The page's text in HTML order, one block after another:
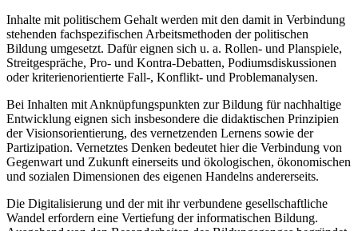
Inhalte mit politischem Gehalt werden mit den damit in Verbindung
stehenden fachspezifischen Arbeitsmethoden der politischen
Bildung umgesetzt. Dafür eignen sich u. a. Rollen- und Planspiele,
Streitgespräche, Pro- und Kontra-Debatten, Podiumsdiskussionen
oder kriterienorientierte Fall-, Konflikt- und Problemanalysen.
Bei Inhalten mit Anknüpfungspunkten zur Bildung für nachhaltige
Entwicklung eignen sich insbesondere die didaktischen Prinzipien
der Visionsorientierung, des vernetzenden Lernens sowie der
Partizipation. Vernetztes Denken bedeutet hier die Verbindung von
Gegenwart und Zukunft einerseits und ökologischen, ökonomischen
und sozialen Dimensionen des eigenen Handelns andererseits.
Die Digitalisierung und der mit ihr verbundene gesellschaftliche
Wandel erfordern eine Vertiefung der informatischen Bildung.